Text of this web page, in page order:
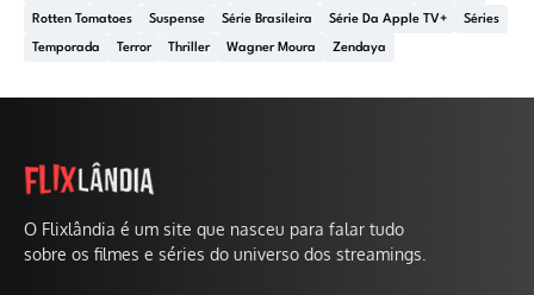
Rotten Tomatoes Suspense Série Brasileira Série Da Apple TV+ Séries
Temporada Terror Thriller Wagner Moura Zendaya
O Flixlândia é um site que nasceu para falar tudo
sobre os filmes e séries do universo dos streamings.